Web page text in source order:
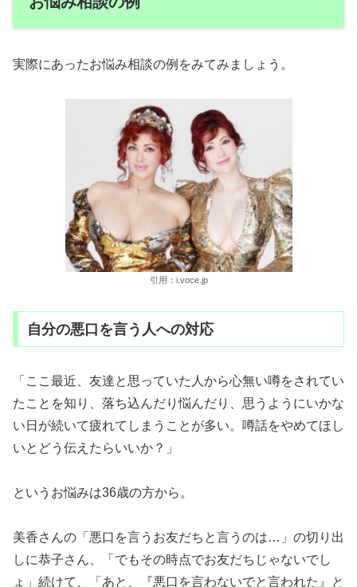
実際にあったお悩み相談の例をみてみましょう。
引用：i.voce.jp
自分の悪口を言う人への対応
「ここ最近、友達と思っていた人から心無い噂をされてい
たことを知り、落ち込んだり悩んだり、思うようにいかな
い日が続いて疲れてしまうことが多い。噂話をやめてほし
いとどう伝えたらいいか？」
というお悩みは36歳の方から。
美香さんの「悪口を言うお友だちと言うのは…」の切り出
しに恭子さん、「でもその時点でお友だちじゃないでし
ょ」続けて、「あと、『悪口を言わないでと言われた』と